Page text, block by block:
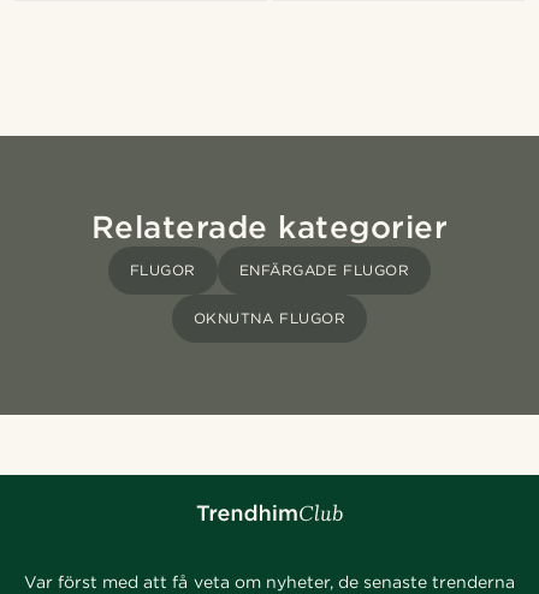
Relaterade kategorier
FLUGOR ENFÄRGADE FLUGOR
OKNUTNA FLUGOR
Var först med att få veta om nyheter, de senaste trenderna